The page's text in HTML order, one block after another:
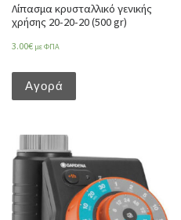
Λίπασμα κρυσταλλικό γενικής
χρήσης 20-20-20 (500 gr)
3.00€ με ΦΠΑ
Αγορά